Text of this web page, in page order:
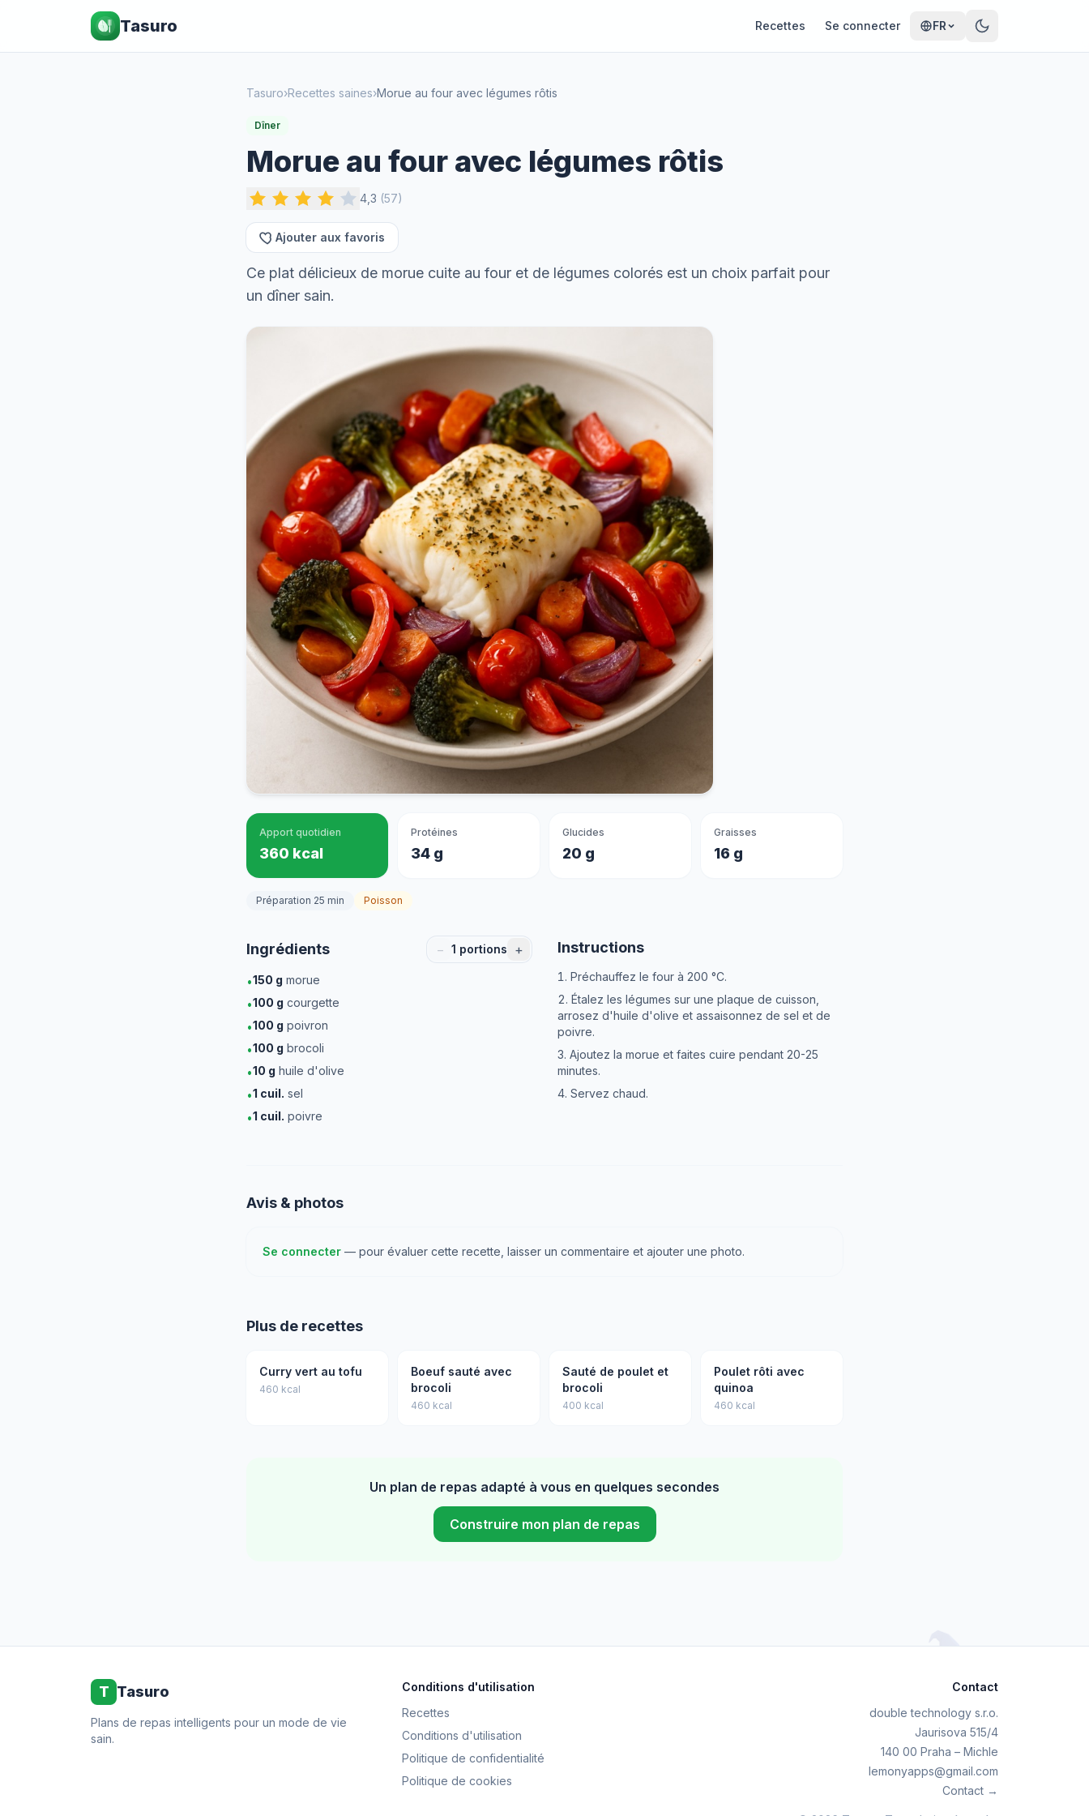
Tasuro Recettes Se connecter FR
Tasuro›Recettes saines›Morue au four avec légumes rôtis
Dîner
Morue au four avec légumes rôtis
4,3 (57)
Ajouter aux favoris
Ce plat délicieux de morue cuite au four et de légumes colorés est un choix parfait pour
un dîner sain.
Apport quotidien
360 kcal
Protéines
34 g
Glucides
20 g
Graisses
16 g
Préparation 25 min Poisson
Ingrédients − 1 portions +
•150 g morue
•100 g courgette
•100 g poivron
•100 g brocoli
•10 g huile d'olive
•1 cuil. sel
•1 cuil. poivre
Instructions
Préchauffez le four à 200 °C.
Étalez les légumes sur une plaque de cuisson,
arrosez d'huile d'olive et assaisonnez de sel et de
poivre.
Ajoutez la morue et faites cuire pendant 20-25
minutes.
Servez chaud.
Avis & photos
Se connecter — pour évaluer cette recette, laisser un commentaire et ajouter une photo.
Plus de recettes
Curry vert au tofu
460 kcal
Boeuf sauté avec
brocoli
460 kcal
Sauté de poulet et
brocoli
400 kcal
Poulet rôti avec
quinoa
460 kcal
Un plan de repas adapté à vous en quelques secondes
Construire mon plan de repas
T Tasuro
Plans de repas intelligents pour un mode de vie
sain.
Conditions d'utilisation
Recettes
Conditions d'utilisation
Politique de confidentialité
Politique de cookies
Contact
double technology s.r.o.
Jaurisova 515/4
140 00 Praha – Michle
lemonyapps@gmail.com
Contact →